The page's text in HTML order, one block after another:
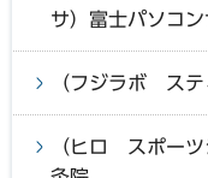
サ）富士パソコ
（フジラボ ス
（ヒロ スポーツ